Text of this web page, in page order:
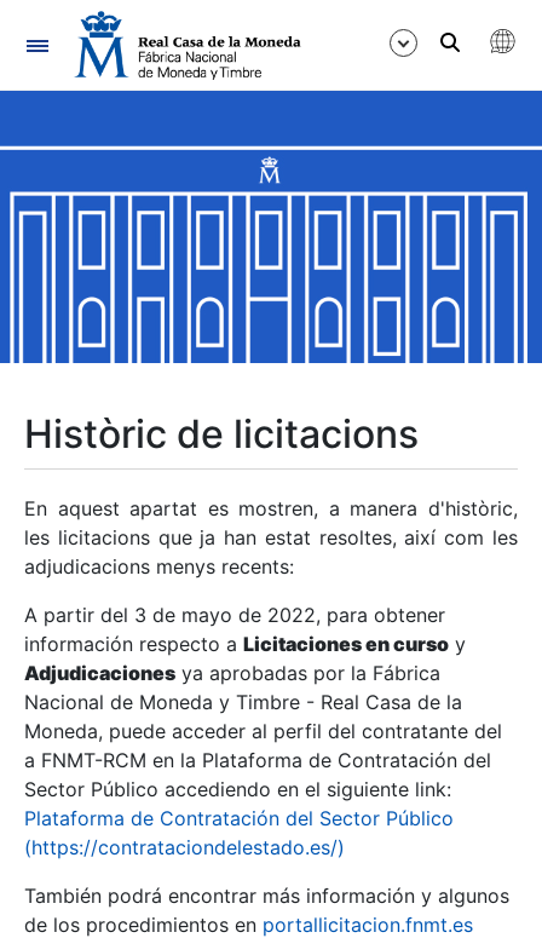
Navegació
Mostra/Amaga
Mostra/Amaga
Mostra/Amaga
Mostra/Amaga
Mostra/Amaga
Històric de licitacions
En aquest apartat es mostren, a manera d'històric,
les licitacions que ja han estat resoltes, així com les
adjudicacions menys recents:
A partir del 3 de mayo de 2022, para obtener
información respecto a Licitaciones en curso y
Adjudicaciones ya aprobadas por la Fábrica
Nacional de Moneda y Timbre - Real Casa de la
Moneda, puede acceder al perfil del contratante del
a FNMT-RCM en la Plataforma de Contratación del
Sector Público accediendo en el siguiente link:
Plataforma de Contratación del Sector Público
(https://contrataciondelestado.es/)
También podrá encontrar más información y algunos
de los procedimientos en portallicitacion.fnmt.es